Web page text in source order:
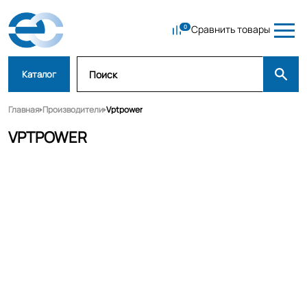
Сравнить товары
Каталог
Главная Производители Vptpower
VPTPOWER